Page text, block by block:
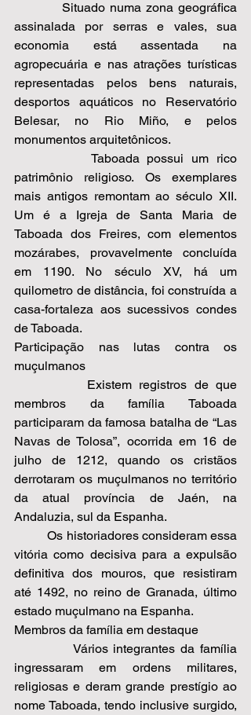
assinalada por serras e vales, sua
economia está assentada na
agropecuária e nas atrações turísticas
representadas pelos bens naturais,
desportos aquáticos no Reservatório
Belesar, no Rio Miño, e pelos
monumentos arquitetônicos.
patrimônio religioso. Os exemplares
mais antigos remontam ao século XII.
Um é a Igreja de Santa Maria de
Taboada dos Freires, com elementos
mozárabes, provavelmente concluída
em 1190. No século XV, há um
quilometro de distância, foi construída a
casa-fortaleza aos sucessivos condes
de Taboada.
Participação nas lutas contra os
muçulmanos
membros da família Taboada
participaram da famosa batalha de “Las
Navas de Tolosa”, ocorrida em 16 de
julho de 1212, quando os cristãos
derrotaram os muçulmanos no território
da atual província de Jaén, na
Andaluzia, sul da Espanha.
          Os historiadores consideram essa
vitória como decisiva para a expulsão
definitiva dos mouros, que resistiram
até 1492, no reino de Granada, último
estado muçulmano na Espanha.
Membros da família em destaque
ingressaram em ordens militares,
religiosas e deram grande prestígio ao
nome Taboada, tendo inclusive surgido,